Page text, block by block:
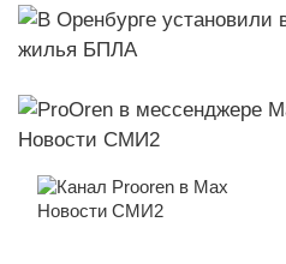
Новости СМИ2
Новости СМИ2